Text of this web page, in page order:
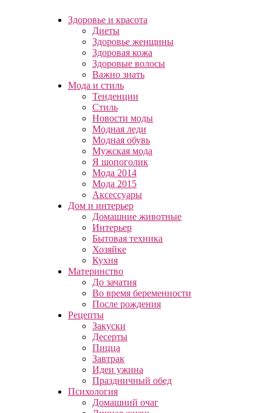
Здоровье и красота
Диеты
Здоровье женщины
Здоровая кожа
Здоровые волосы
Важно знать
Мода и стиль
Тенденции
Стиль
Новости моды
Модная леди
Модная обувь
Мужская мода
Я шопоголик
Мода 2014
Мода 2015
Аксессуары
Дом и интерьер
Домашние животные
Интерьер
Бытовая техника
Хозяйке
Кухня
Материнство
До зачатия
Во время беременности
После рождения
Рецепты
Закуски
Десерты
Пицца
Завтрак
Идеи ужина
Праздничный обед
Психология
Домашний очаг